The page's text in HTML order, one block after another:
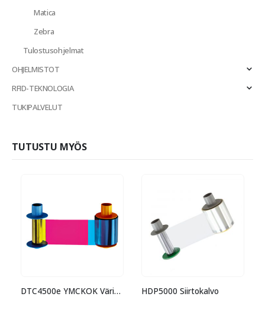
Matica
Zebra
Tulostusohjelmat
OHJELMISTOT
RFID-TEKNOLOGIA
TUKIPALVELUT
TUTUSTU MYÖS
DTC4500e YMCKOK Värinauha HDP5000 Siirtokalvo